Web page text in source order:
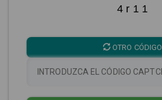
4 r 1 1
OTRO CÓDIGO